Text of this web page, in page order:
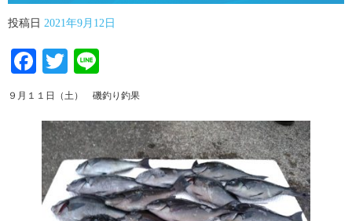
投稿日 2021年9月12日
Facebook
Twitter
９月１１日（土） 磯釣り釣果